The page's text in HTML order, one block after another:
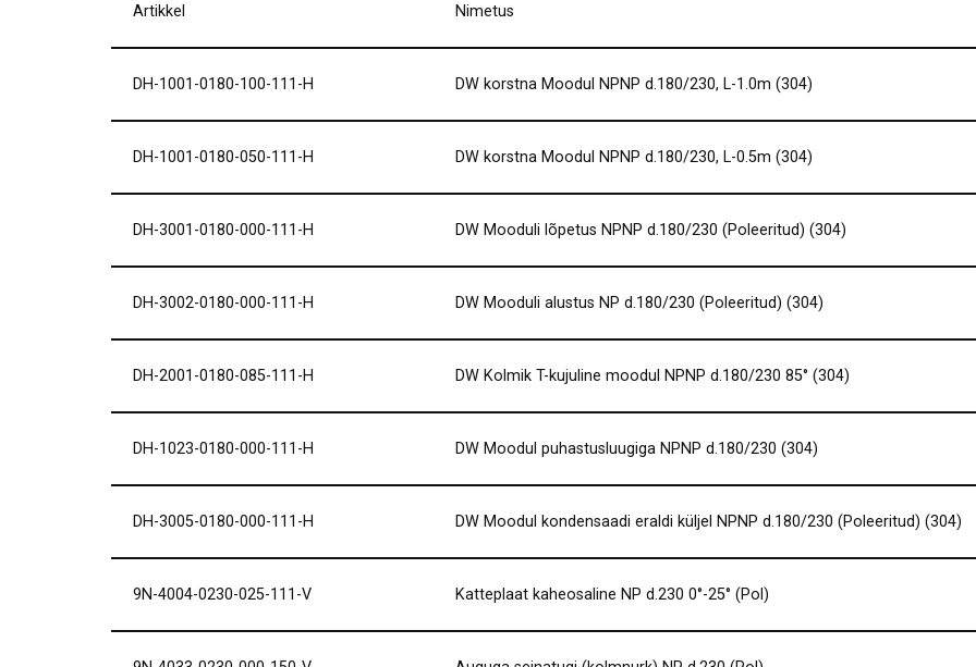
Artikkel Nimetus
DH-1001-0180-100-111-H DW korstna Moodul NPNP d.180/230, L-1.0m (304)
DH-1001-0180-050-111-H DW korstna Moodul NPNP d.180/230, L-0.5m (304)
DH-3001-0180-000-111-H DW Mooduli lõpetus NPNP d.180/230 (Poleeritud) (304)
DH-3002-0180-000-111-H DW Mooduli alustus NP d.180/230 (Poleeritud) (304)
DH-2001-0180-085-111-H DW Kolmik T-kujuline moodul NPNP d.180/230 85° (304)
DH-1023-0180-000-111-H DW Moodul puhastusluugiga NPNP d.180/230 (304)
DH-3005-0180-000-111-H DW Moodul kondensaadi eraldi küljel NPNP d.180/230 (Poleeritud) (304)
9N-4004-0230-025-111-V Katteplaat kaheosaline NP d.230 0°-25° (Pol)